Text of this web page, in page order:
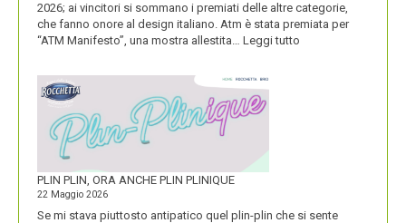
2026; ai vincitori si sommano i premiati delle altre categorie,
che fanno onore al design italiano. Atm è stata premiata per
“ATM Manifesto”, una mostra allestita… Leggi tutto
PLIN PLIN, ORA ANCHE PLIN PLINIQUE
22 Maggio 2026
Se mi stava piuttosto antipatico quel plin-plin che si sente